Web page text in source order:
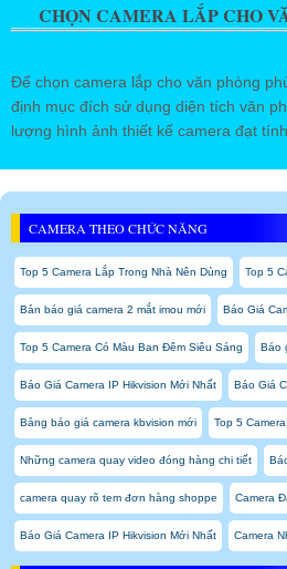
CHỌN CAMERA LẮP CHO
Để chọn camera lắp cho văn phòng
định mục đích sử dụng diện tích văn
lượng hình ảnh thiết kế camera đạt tính
CAMERA THEO CHỨC NĂNG
Top 5 Camera Lắp Trong Nhà Nên Dùng Top 5
Bản báo giá camera 2 mắt imou mới Báo Giá
Top 5 Camera Có Màu Ban Đêm Siêu Sáng Báo
Báo Giá Camera IP Hikvision Mới Nhất Báo Giá
Bảng báo giá camera kbvision mới Top 5
Những camera quay video đóng hàng chi tiết
camera quay rõ tem đơn hàng shoppe Camera
Báo Giá Camera IP Hikvision Mới Nhất Camera